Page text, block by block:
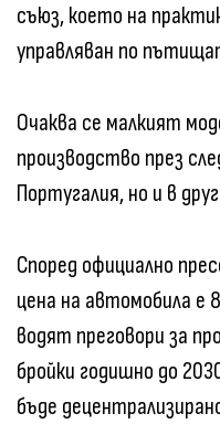
съюз, което на
управляван по
Очаква се малкият
производство през
Португалия, но и в
Според официално
цена на автомобила е
водят преговори за
бройки годишно до
бъде